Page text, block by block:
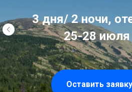
3 дня/ 2 ночи,
25-28
Оставить